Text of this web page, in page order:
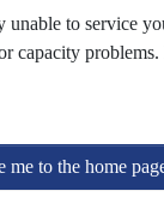
unable to service
capacity problems.
me to the home